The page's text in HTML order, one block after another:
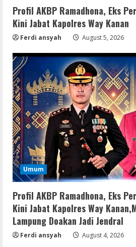
Profil AKBP Ramadhona, Eks
Kini Jabat Kapolres Way Kanan
Ferdi ansyah August 5, 2026
Umum
Profil AKBP Ramadhona, Eks
Kini Jabat Kapolres Way
Lampung Doakan Jadi Jendral
Ferdi ansyah August 4, 2026